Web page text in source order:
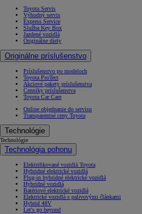
Toyota Servis
Výhodný servis
Express Service
Služba Key Box
Jazdené vozidlá
Originálne diely
Originálne príslušenstvo
Príslušenstvo po modeloch
Toyota ProTect
Akciové pakety príslušenstva
Cenníky príslušenstva
Toyota Car Care
Online objednanie do servisu
Transparentné ceny Toyota
Technológie
Technológie
Technológia pohonu
Elektrifikované vozidlá Toyota
Hybridné elektrické vozidlá
Plug-in hybridné elektrické vozidlá
Hybridné vozidlá
Batériové elektrické vozidlá
Elektrické vozidlá s palivovými článkami
Hybrid 48V
Let's go beyond